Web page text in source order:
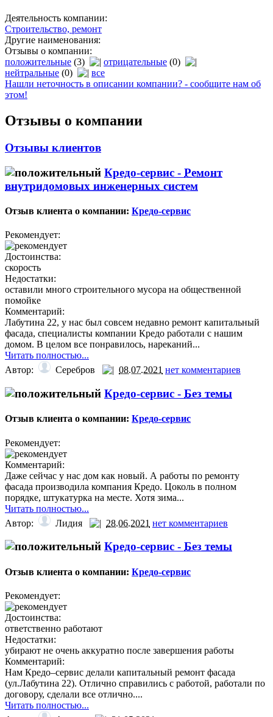
Деятельность компании:
Строительство, ремонт
Другие наименования:
Отзывы о компании:
положительные (3) отрицательные (0)
нейтральные (0)
все
Нашли неточность в описании компании? - сообщите нам об
этом!
Отзывы о компании
Отзывы клиентов
Кредо-сервис - Ремонт
внутридомовых инженерных систем
Отзыв клиента о компании: Кредо-сервис
Рекомендует:
Достоинства:
скорость
Недостатки:
оставили много строительного мусора на общественной
помойке
Комментарий:
Лабутина 22, у нас был совсем недавно ремонт капитальный
фасада, специалисты компании Кредо работали с нашим
домом. В целом все понравилось, нареканий...
Читать полностью...
Автор:
Серебров 08.07.2021 нет комментариев
Кредо-сервис - Без темы
Отзыв клиента о компании: Кредо-сервис
Рекомендует:
Комментарий:
Даже сейчас у нас дом как новый. А работы по ремонту
фасада производила компания Кредо. Цоколь в полном
порядке, штукатурка на месте. Хотя зима...
Читать полностью...
Автор:
Лидия 28.06.2021 нет комментариев
Кредо-сервис - Без темы
Отзыв клиента о компании: Кредо-сервис
Рекомендует:
Достоинства:
ответственно работают
Недостатки:
убирают не очень аккуратно после завершения работы
Комментарий:
Нам Кредо–сервис делали капитальный ремонт фасада
(ул.Лабутина 22). Отлично справились с работой, работали по
договору, сделали все отлично....
Читать полностью...